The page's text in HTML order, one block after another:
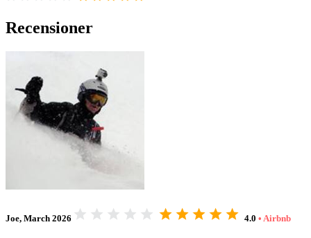
Recensioner
Joe, March 2026 4.0 • Airbnb